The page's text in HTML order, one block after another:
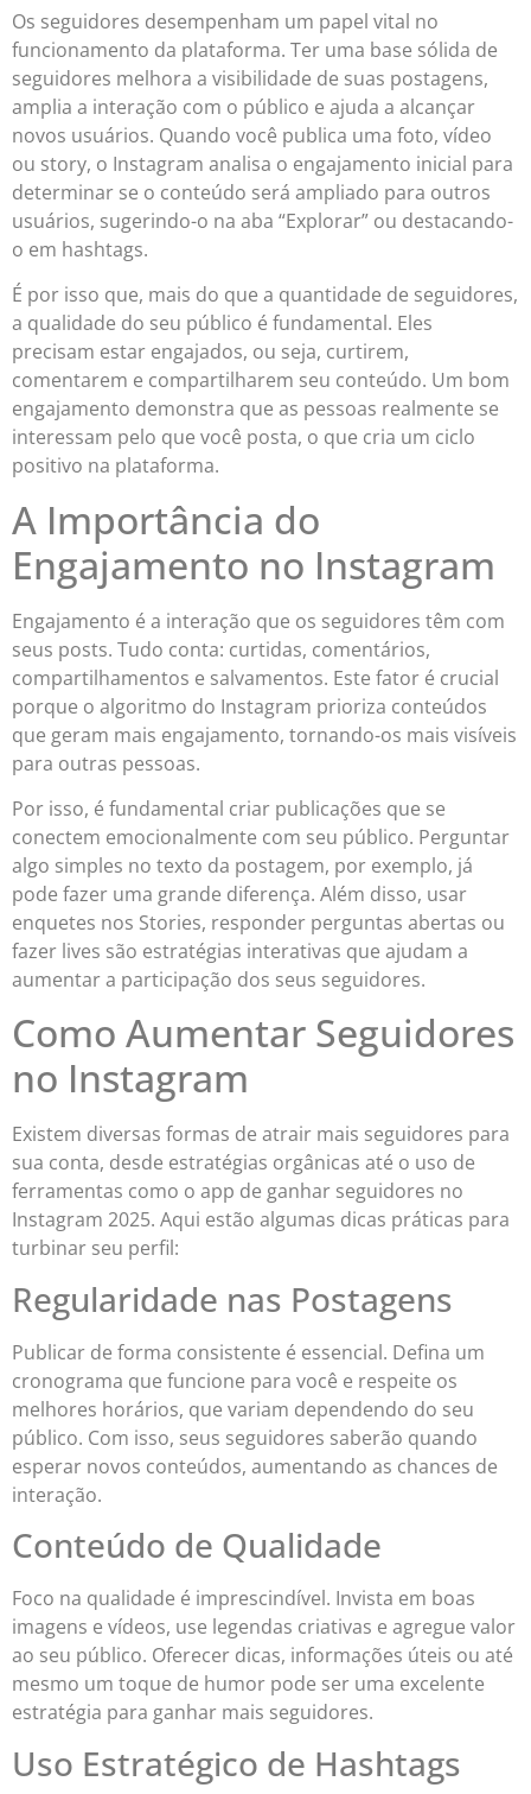
Os seguidores desempenham um papel vital no
funcionamento da plataforma. Ter uma base sólida de
seguidores melhora a visibilidade de suas postagens,
amplia a interação com o público e ajuda a alcançar
novos usuários. Quando você publica uma foto, vídeo
ou story, o Instagram analisa o engajamento inicial para
determinar se o conteúdo será ampliado para outros
usuários, sugerindo-o na aba “Explorar” ou destacando-
o em hashtags.
É por isso que, mais do que a quantidade de seguidores,
a qualidade do seu público é fundamental. Eles
precisam estar engajados, ou seja, curtirem,
comentarem e compartilharem seu conteúdo. Um bom
engajamento demonstra que as pessoas realmente se
interessam pelo que você posta, o que cria um ciclo
positivo na plataforma.
A Importância do
Engajamento no Instagram
Engajamento é a interação que os seguidores têm com
seus posts. Tudo conta: curtidas, comentários,
compartilhamentos e salvamentos. Este fator é crucial
porque o algoritmo do Instagram prioriza conteúdos
que geram mais engajamento, tornando-os mais visíveis
para outras pessoas.
Por isso, é fundamental criar publicações que se
conectem emocionalmente com seu público. Perguntar
algo simples no texto da postagem, por exemplo, já
pode fazer uma grande diferença. Além disso, usar
enquetes nos Stories, responder perguntas abertas ou
fazer lives são estratégias interativas que ajudam a
aumentar a participação dos seus seguidores.
Como Aumentar Seguidores
no Instagram
Existem diversas formas de atrair mais seguidores para
sua conta, desde estratégias orgânicas até o uso de
ferramentas como o app de ganhar seguidores no
Instagram 2025. Aqui estão algumas dicas práticas para
turbinar seu perfil:
Regularidade nas Postagens
Publicar de forma consistente é essencial. Defina um
cronograma que funcione para você e respeite os
melhores horários, que variam dependendo do seu
público. Com isso, seus seguidores saberão quando
esperar novos conteúdos, aumentando as chances de
interação.
Conteúdo de Qualidade
Foco na qualidade é imprescindível. Invista em boas
imagens e vídeos, use legendas criativas e agregue valor
ao seu público. Oferecer dicas, informações úteis ou até
mesmo um toque de humor pode ser uma excelente
estratégia para ganhar mais seguidores.
Uso Estratégico de Hashtags